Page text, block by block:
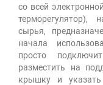
со всей
терморегулятор),
сырья,
начала
просто
разместить на
крышку и указать